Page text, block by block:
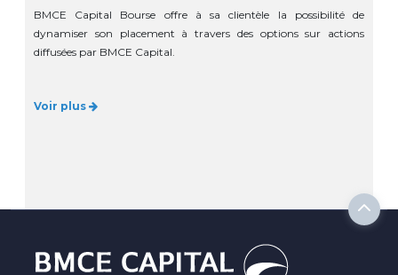
BMCE Capital Bourse offre à sa clientèle la possibilité de
dynamiser son placement à travers des options sur actions
diffusées par BMCE Capital.
Voir plus